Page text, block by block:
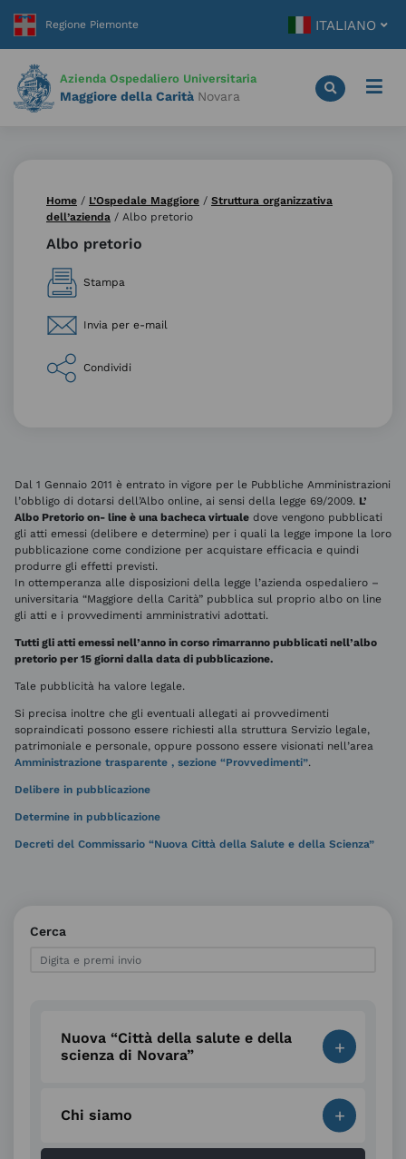
contenuto
ITALIANO
Azienda Ospedaliero Universitaria
Maggiore della Carità Novara
Home / L’Ospedale Maggiore / Struttura organizzativa
dell’azienda / Albo pretorio
Albo pretorio
Stampa
Invia per e-mail
Condividi
Dal 1 Gennaio 2011 è entrato in vigore per le Pubbliche Amministrazioni
l’obbligo di dotarsi dell’Albo online, ai sensi della legge 69/2009. L’
Albo Pretorio on- line è una bacheca virtualedove vengono pubblicati
gli atti emessi (delibere e determine) per i quali la legge impone la loro
pubblicazione come condizione per acquistare efficacia e quindi
produrre gli effetti previsti.
In ottemperanza alle disposizioni della legge l’azienda ospedaliero –
universitaria “Maggiore della Carità” pubblica sul proprio albo on line
gli atti e i provvedimenti amministrativi adottati.
Tutti gli atti emessi nell’anno in corso rimarranno pubblicati nell’albo
pretorio per 15 giorni dalla data di pubblicazione.
Tale pubblicità ha valore legale.
Si precisa inoltre che gli eventuali allegati ai provvedimenti
sopraindicati possono essere richiesti alla struttura Servizio legale,
patrimoniale e personale, oppure possono essere visionati nell’area
Amministrazione trasparente , sezione “Provvedimenti”.
Delibere in pubblicazione
Determine in pubblicazione
Decreti del Commissario “Nuova Città della Salute e della Scienza”
Cerca
+
Nuova “Città della salute e della
scienza di Novara”
+
Chi siamo